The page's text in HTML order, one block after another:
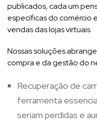
publicados, cada um
específicas do comércio
vendas das lojas virtuais.
Nossas soluções
compra e da gestão do
Recuperação de
ferramenta
seriam perdidas e